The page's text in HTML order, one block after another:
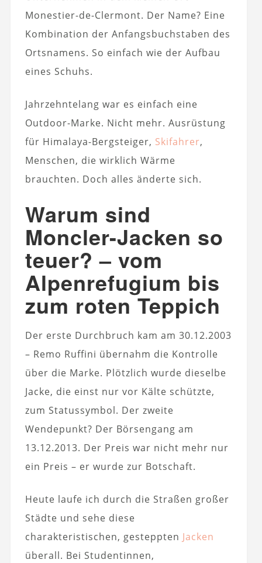
Monestier-de-Clermont. Der Name? Eine
Kombination der Anfangsbuchstaben des
Ortsnamens. So einfach wie der Aufbau
eines Schuhs.
Jahrzehntelang war es einfach eine
Outdoor-Marke. Nicht mehr. Ausrüstung
für Himalaya-Bergsteiger, Skifahrer,
Menschen, die wirklich Wärme
brauchten. Doch alles änderte sich.
Warum sind
Moncler-Jacken so
teuer? – vom
Alpenrefugium bis
zum roten Teppich
Der erste Durchbruch kam am 30.12.2003
– Remo Ruffini übernahm die Kontrolle
über die Marke. Plötzlich wurde dieselbe
Jacke, die einst nur vor Kälte schützte,
zum Statussymbol. Der zweite
Wendepunkt? Der Börsengang am
13.12.2013. Der Preis war nicht mehr nur
ein Preis – er wurde zur Botschaft.
Heute laufe ich durch die Straßen großer
Städte und sehe diese
charakteristischen, gesteppten Jacken
überall. Bei Studentinnen,